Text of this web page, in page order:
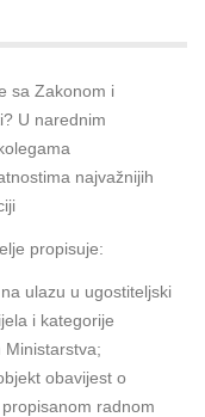
sa Zakonom i
U narednim
najvažnijih
propisuje:
ulazu u ugostiteljski
i kategorije
Ministarstva;
obavijest o
radnom